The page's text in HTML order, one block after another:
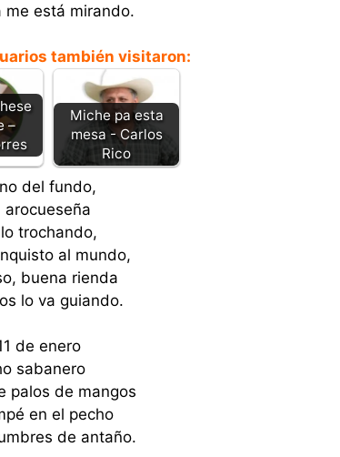
me está mirando.
también visitaron:
–
Miche pa esta
mesa - Carlos
Rico
del fundo,
arocueseña
trochando,
al mundo,
buena rienda
lo va guiando.
de enero
sabanero
palos de mangos
en el pecho
de antaño.